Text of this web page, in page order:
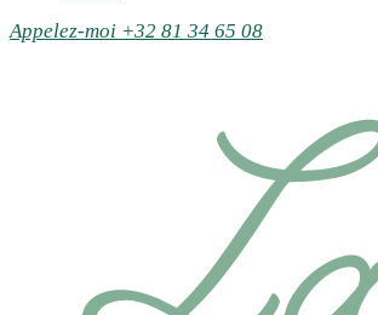
Appelez-moi +32 81 34 65 08